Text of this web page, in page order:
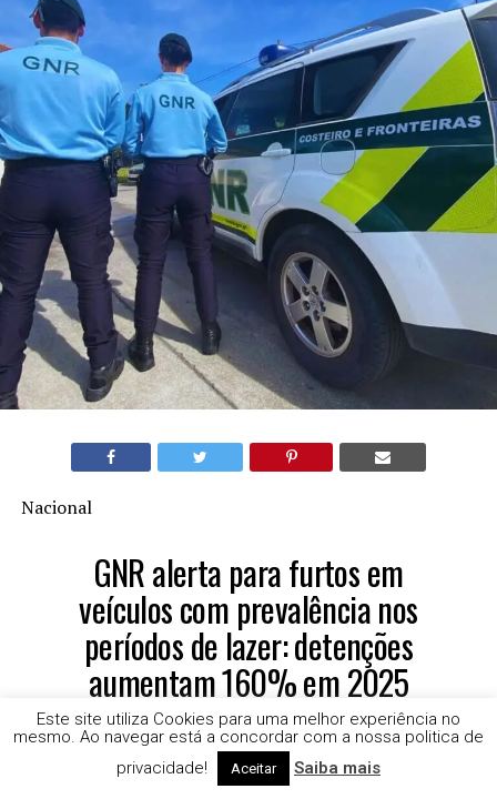
Nacional
GNR alerta para furtos em
veículos com prevalência nos
períodos de lazer: detenções
aumentam 160% em 2025
A Guarda Nacional Republicana (GNR) reforça os
conselhos de prevenção face ao fenómeno de furtos no
Este site utiliza Cookies para uma melhor experiência no
mesmo. Ao navegar está a concordar com a nossa politica de
privacidade!
Aceitar Saiba mais